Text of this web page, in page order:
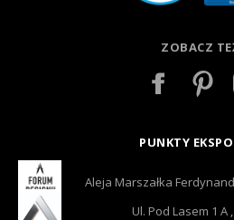
ZOBACZ
PUNKTY
Aleja Marszałka
Ul. Pod Lasem 1 A